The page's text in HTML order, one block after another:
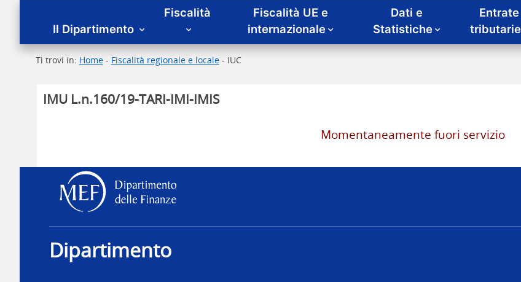
Menu principale
Il Dipartimento
Fiscalità
Fiscalità UE e
internazionale
Dati e
Statistiche
Entrate
tributarie
Ti trovi in: Home- Fiscalità regionale e locale- IUC
IMU L.n.160/19-TARI-IMI-IMIS
Momentaneamente fuori servizio
Dipartimento delle Finanze
Dipartimento